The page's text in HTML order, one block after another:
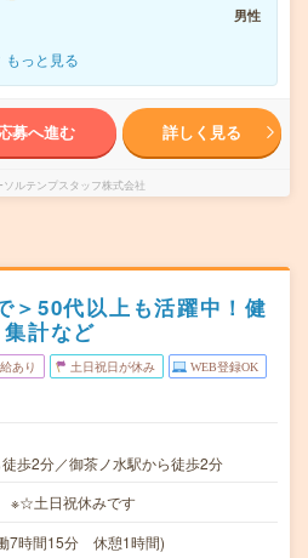
男性
もっと見る
募へ進む 詳しく見る
ソルテンプスタッフ株式会社
＞50代以上も活躍中！健
計など
あり 土日祝日が休み WEB登録OK
歩2分／御茶ノ水駅から徒歩2分
※☆土日祝休みです
7時間15分 休憩1時間)